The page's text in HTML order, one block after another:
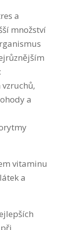
a
množství
a
vitaminu
a